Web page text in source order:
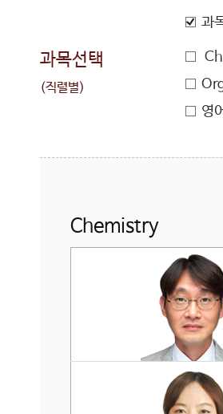
과목선택
(직렬별)
과
영
Chemistry